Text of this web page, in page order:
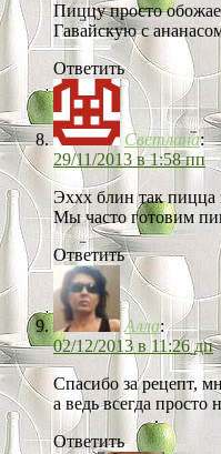
Пиццу просто
Гавайскую с
Ответить
Светлана:
29/11/2013 в 1:58 пп
Эххх блин так пицца
Мы часто готовим
Ответить
Алла:
02/12/2013 в 11:26 дп
Спасибо за рецепт,
а ведь всегда просто
Ответить